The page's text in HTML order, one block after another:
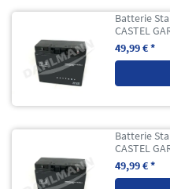
Batterie
CASTEL
49,99 € *
Batterie
CASTEL
49,99 € *